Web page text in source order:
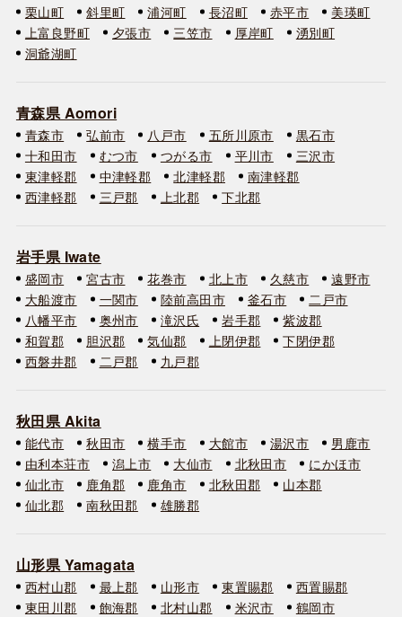
栗山町 斜里町 浦河町 長沼町 赤平市
美瑛町
上富良野町
夕張市 三笠市 厚岸町
湧別町
洞爺湖町
青森県 Aomori
青森市 弘前市 八戸市 五所川原市
黒石市
十和田市
むつ市 つがる市 平川市
三沢市
東津軽郡
中津軽郡 北津軽郡
南津軽郡
西津軽郡
三戸郡 上北郡 下北郡
岩手県 Iwate
盛岡市 宮古市 花巻市 北上市 久慈市
遠野市
大船渡市
一関市 陸前高田市 釜石市
二戸市
八幡平市
奥州市 滝沢氏 岩手郡
紫波郡
和賀郡
胆沢郡 気仙郡 上閉伊郡
下閉伊郡
西磐井郡
二戸郡 九戸郡
秋田県 Akita
能代市 秋田市 横手市 大館市 湯沢市
男鹿市
由利本荘市
潟上市 大仙市 北秋田市
にかほ市
仙北市
鹿角郡 鹿角市 北秋田郡
山本郡
仙北郡
南秋田郡 雄勝郡
山形県 Yamagata
西村山郡 最上郡 山形市 東置賜郡
西置賜郡
東田川郡
飽海郡 北村山郡 米沢市
鶴岡市